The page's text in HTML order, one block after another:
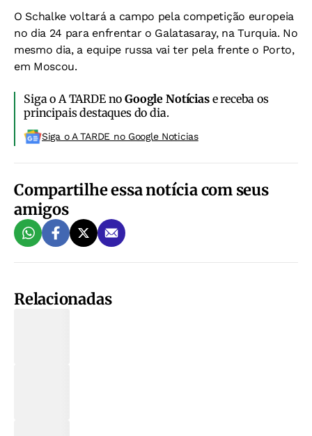
O Schalke voltará a campo pela competição europeia
no dia 24 para enfrentar o Galatasaray, na Turquia. No
mesmo dia, a equipe russa vai ter pela frente o Porto,
em Moscou.
Siga o A TARDE noGoogle Notíciase receba os
principais destaques do dia.
Siga o A TARDE no Google Noticias
Compartilhe essa notícia com seus
amigos
Relacionadas